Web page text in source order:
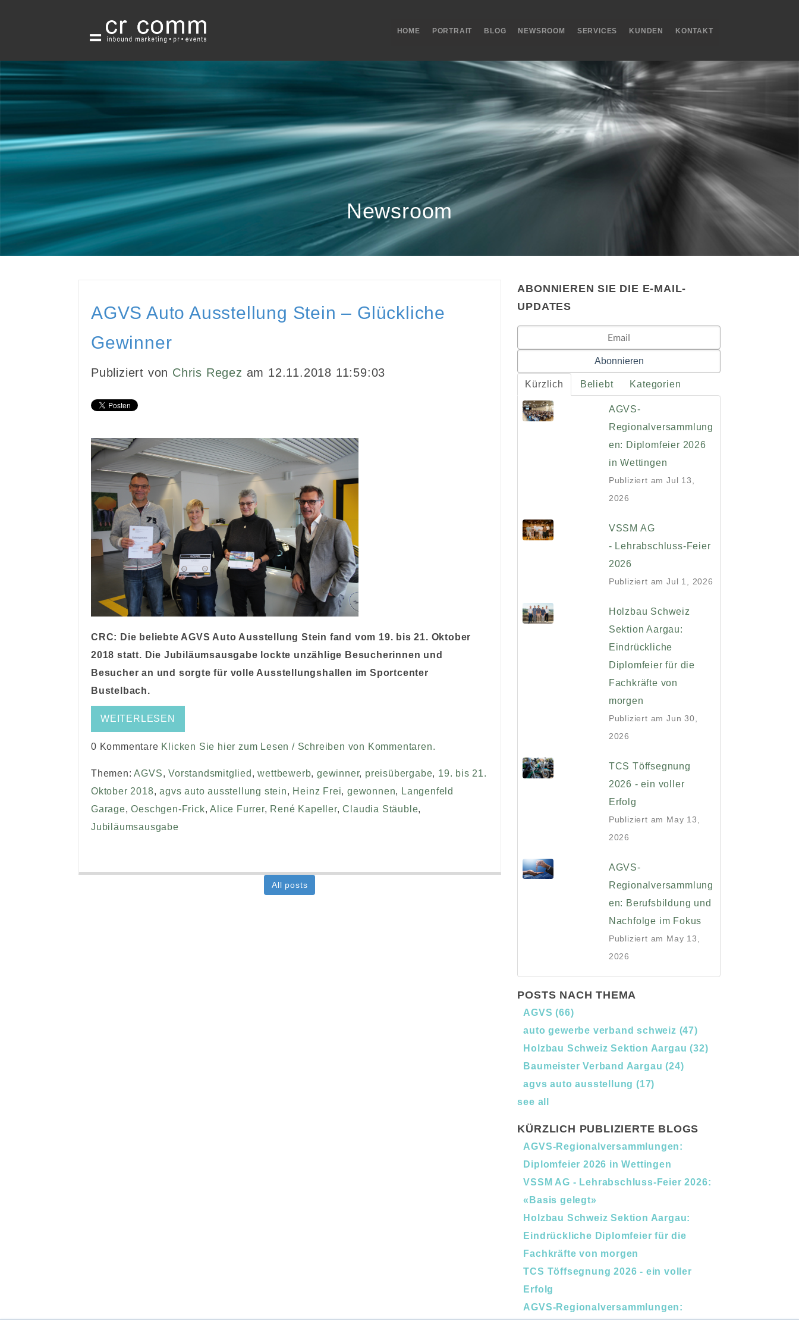
HOME PORTRAIT BLOG NEWSROOM SERVICES KUNDEN KONTAKT
Newsroom
AGVS Auto Ausstellung Stein – Glückliche
Gewinner
Publiziert von Chris Regez am 12.11.2018 11:59:03
CRC: Die beliebte AGVS Auto Ausstellung Stein fand vom 19. bis 21. Oktober
2018 statt. Die Jubiläumsausgabe lockte unzählige Besucherinnen und
Besucher an und sorgte für volle Ausstellungshallen im Sportcenter
Bustelbach.
WEITERLESEN
0 Kommentare Klicken Sie hier zum Lesen / Schreiben von Kommentaren.
Themen:AGVS,Vorstandsmitglied ,wettbewerb,gewinner, preisübergabe, 19. bis 21.
Oktober 2018,agvs auto ausstellung stein, Heinz Frei,gewonnen, Langenfeld
Garage,Oeschgen-Frick,Alice Furrer, René Kapeller,Claudia Stäuble,
Jubiläumsausgabe
All posts
ABONNIEREN SIE DIE E-MAIL-
UPDATES
Kürzlich Beliebt Kategorien
AGVS-
Regionalversammlung
en: Diplomfeier 2026
in Wettingen
Publiziert am Jul 13,
2026
VSSM AG
- Lehrabschluss-Feier
2026
Publiziert am Jul 1, 2026
Holzbau Schweiz
Sektion Aargau:
Eindrückliche
Diplomfeier für die
Fachkräfte von
morgen
Publiziert am Jun 30,
2026
TCS Töffsegnung
2026 - ein voller
Erfolg
Publiziert am May 13,
2026
AGVS-
Regionalversammlung
en: Berufsbildung und
Nachfolge im Fokus
Publiziert am May 13,
2026
POSTS NACH THEMA
AGVS(66)
auto gewerbe verband schweiz (47)
Holzbau Schweiz Sektion Aargau(32)
Baumeister Verband Aargau(24)
agvs auto ausstellung(17)
see all
KÜRZLICH PUBLIZIERTE BLOGS
AGVS-Regionalversammlungen:
Diplomfeier 2026 in Wettingen
VSSM AG - Lehrabschluss-Feier 2026:
«Basis gelegt»
Holzbau Schweiz Sektion Aargau:
Eindrückliche Diplomfeier für die
Fachkräfte von morgen
TCS Töffsegnung 2026 - ein voller
Erfolg
AGVS-Regionalversammlungen: